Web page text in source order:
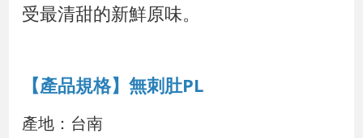
受最清甜的新鮮原味。
【產品規格】無刺肚PL
產地：台南